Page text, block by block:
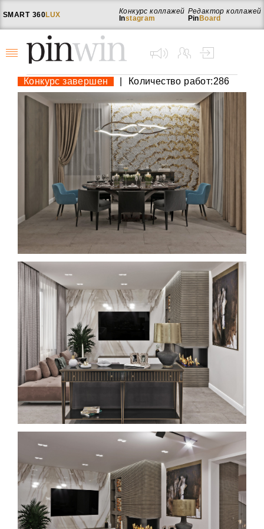
SMART 360LUX
Редактор коллажей
Pin Board
Конкурс коллажей
Instagram
Конкурс завершен Количество работ:286